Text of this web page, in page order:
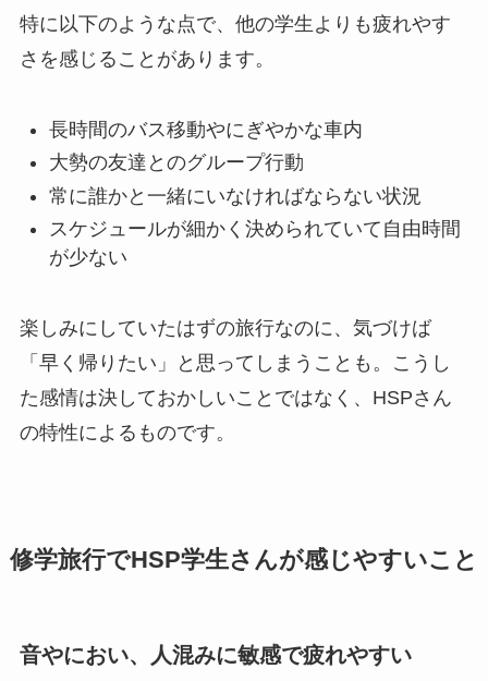
特に以下のような点で、他の学生よりも疲れやす
さを感じることがあります。
長時間のバス移動やにぎやかな車内
大勢の友達とのグループ行動
常に誰かと一緒にいなければならない状況
スケジュールが細かく決められていて自由時間
が少ない
楽しみにしていたはずの旅行なのに、気づけば
「早く帰りたい」と思ってしまうことも。こうし
た感情は決しておかしいことではなく、HSPさん
の特性によるものです。
修学旅行でHSP学生さんが感じやすいこと
音やにおい、人混みに敏感で疲れやすい